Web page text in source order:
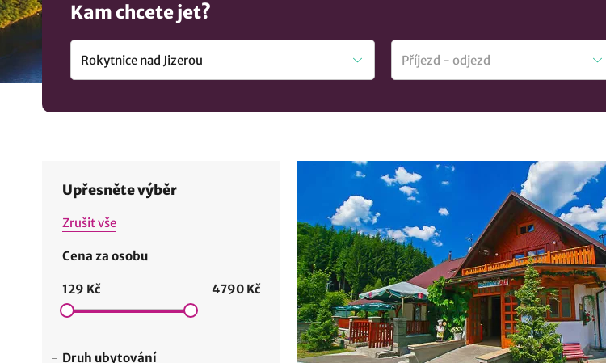
Kam chcete jet?
Upřesněte výběr
Zrušit vše
Cena za osobu
129 Kč 4790 Kč
Druh ubytování